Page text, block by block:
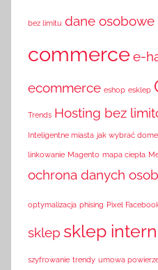
bez limitu dane osobowe
commercee-
ecommerce eshop esklep
Trends Hosting bez
Inteligentne miasta jak wybrać
linkowanie Magento mapa ciepła
ochrona danych
optymalizacja phising Pixel
sklep sklep
szyfrowanie trendy umowa